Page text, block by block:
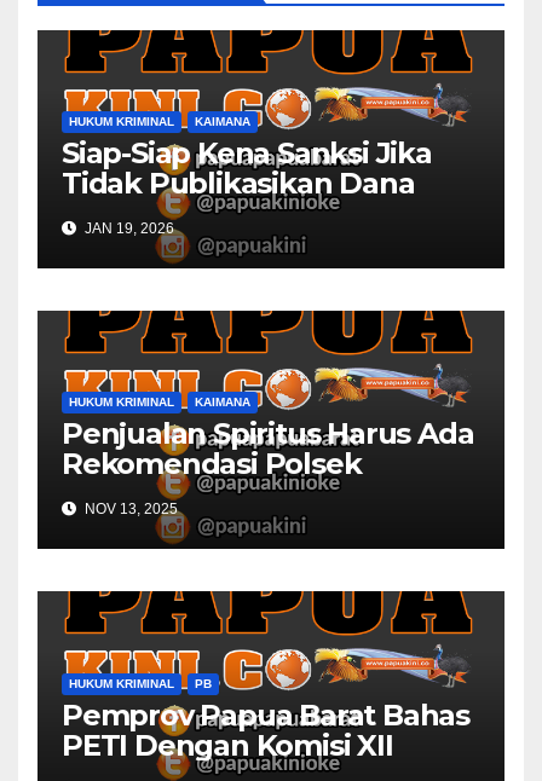
HUKUM KRIMINAL KAIMANA
Siap-Siap Kena Sanksi Jika
Tidak Publikasikan Dana
Desa
JAN 19, 2026
HUKUM KRIMINAL KAIMANA
Penjualan Spiritus Harus Ada
Rekomendasi Polsek
Kaimana
NOV 13, 2025
HUKUM KRIMINAL PB
Pemprov Papua Barat Bahas
PETI Dengan Komisi XII